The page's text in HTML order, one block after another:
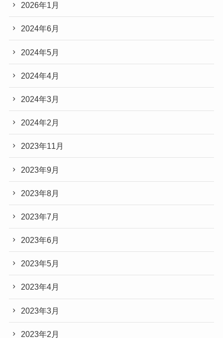
2026年1月
2024年6月
2024年5月
2024年4月
2024年3月
2024年2月
2023年11月
2023年9月
2023年8月
2023年7月
2023年6月
2023年5月
2023年4月
2023年3月
2023年2月